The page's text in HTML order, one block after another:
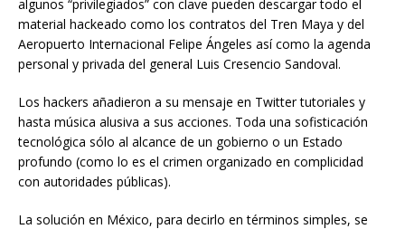
algunos “privilegiados” con clave pueden descargar todo el
material hackeado como los contratos del Tren Maya y del
Aeropuerto Internacional Felipe Ángeles así como la agenda
personal y privada del general Luis Cresencio Sandoval.
Los hackers añadieron a su mensaje en Twitter tutoriales y
hasta música alusiva a sus acciones. Toda una sofisticación
tecnológica sólo al alcance de un gobierno o un Estado
profundo (como lo es el crimen organizado en complicidad
con autoridades públicas).
La solución en México, para decirlo en términos simples, se